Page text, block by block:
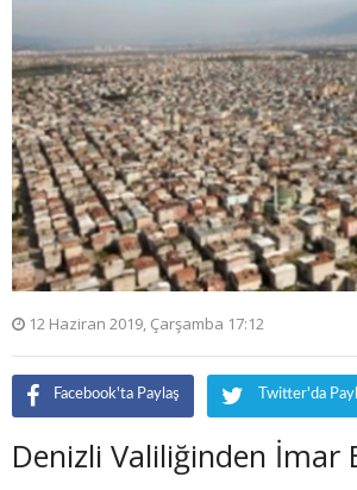
12 Haziran 2019, Çarşamba 17:12
Facebook'ta Paylaş Twitter'da
Denizli Valiliğinden İmar